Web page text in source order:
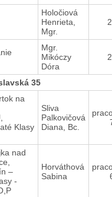
Holočiová
Henrieta,
Mgr.
Mgr.
Mikóczy
Dóra
35
na
Klasy
Sliva
Palkovičová
Diana, Bc.
nad
–
-
Horváthová
Sabina